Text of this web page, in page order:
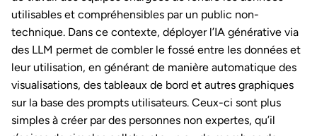
utilisables et compréhensibles par un public non-
technique. Dans ce contexte, déployer l’IA générative via
des LLM permet de combler le fossé entre les données et
leur utilisation, en générant de manière automatique des
visualisations, des tableaux de bord et autres graphiques
sur la base des prompts utilisateurs. Ceux-ci sont plus
simples à créer par des personnes non expertes, qu’il